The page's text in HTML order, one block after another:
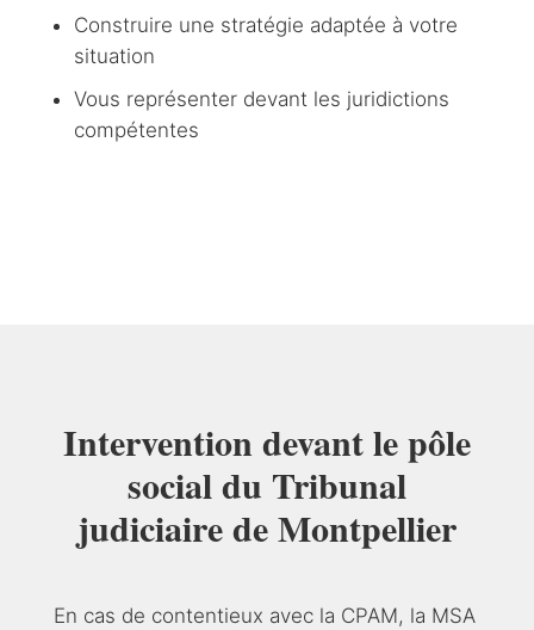
Construire une stratégie adaptée à votre
situation
Vous représenter devant les juridictions
compétentes
Intervention devant le pôle
social du Tribunal
judiciaire de Montpellier
En cas de contentieux avec la CPAM, la MSA